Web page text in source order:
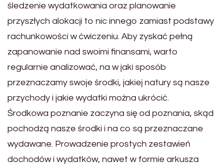
śledzenie wydatkowania oraz planowanie
przyszłych alokacji to nic innego zamiast podstawy
rachunkowości w ćwiczeniu. Aby zyskać pełną
zapanowanie nad swoimi finansami, warto
regularnie analizować, na w jaki sposób
przeznaczamy swoje środki, jakiej natury są nasze
przychody i jakie wydatki można ukrócić.
Środkowa poznanie zaczyna się od poznania, skąd
pochodzą nasze środki i na co są przeznaczane
wydawane. Prowadzenie prostych zestawień
dochodów i wydatków, nawet w formie arkusza